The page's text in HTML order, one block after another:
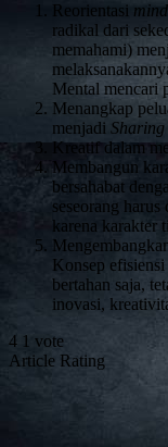
Reorientasi
radikal dari
memahami)
Mental mencari
Menangkap
menjadi Sharing
Kreatif dalam
Membangun
bersahabat
seseorang
karena
Konsep
bertahan saja,
inovasi,
4 1 vote
Article Rating